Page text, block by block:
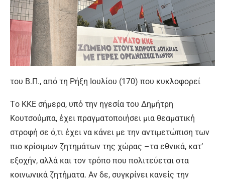
του Β.Π., από τη Ρήξη Ιουλίου (170) που κυκλοφορεί
Tο ΚΚΕ σήμερα, υπό την ηγεσία του Δημήτρη
Κουτσούμπα, έχει πραγματοποιήσει μια θεαματική
στροφή σε ό,τι έχει να κάνει με την αντιμετώπιση των
πιο κρίσιμων ζητημάτων της χώρας –τα εθνικά, κατ’
εξοχήν, αλλά και τον τρόπο που πολιτεύεται στα
κοινωνικά ζητήματα. Αν δε, συγκρίνει κανείς την